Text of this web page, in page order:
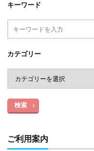
キーワード
カテゴリー
検索
ご利用案内